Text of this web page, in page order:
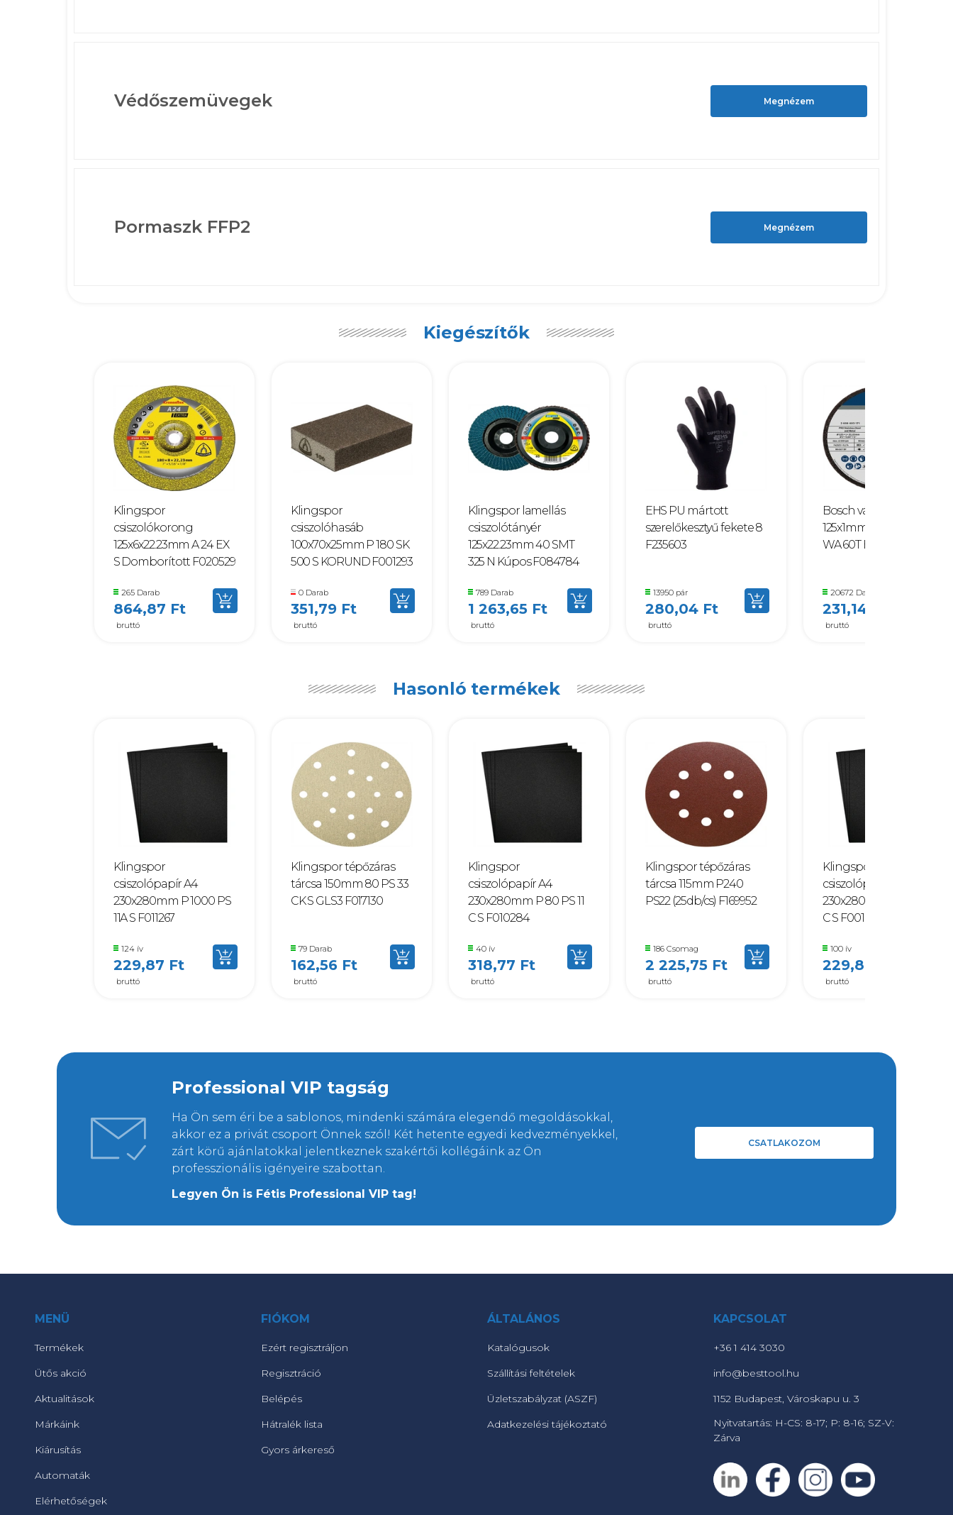
Védőszemüvegek Megnézem
Pormaszk FFP2 Megnézem
Kiegészítők
Klingspor
csiszolókorong
125x6x22.23mm A 24 EX
S Domborított F020529
265 Darab
864,87 Ft
bruttó
Klingspor
csiszolóhasáb
100x70x25mm P 180 SK
500 S KORUND F001293
0 Darab
351,79 Ft
bruttó
Klingspor lamellás
csiszolótányér
125x22.23mm 40 SMT
325 N Kúpos F084784
789 Darab
1 263,65 Ft
bruttó
EHS PU mártott
szerelőkesztyű fekete 8
F235603
13950 pár
280,04 Ft
bruttó
Bosch vágókorong
125x1mm INOX egyenes
WA 60T BF F143007
20672 Darab
231,14 Ft
bruttó
Hasonló termékek
Klingspor
csiszolópapír A4
230x280mm P 1000 PS
11A S F011267
124 ív
229,87 Ft
bruttó
Klingspor tépőzáras
tárcsa 150mm 80 PS 33
CK S GLS3 F017130
79 Darab
162,56 Ft
bruttó
Klingspor
csiszolópapír A4
230x280mm P 80 PS 11
C S F010284
40 ív
318,77 Ft
bruttó
Klingspor tépőzáras
tárcsa 115mm P240
PS22 (25db/cs) F169952
186 Csomag
2 225,75 Ft
bruttó
Klingspor
csiszolópapír A4
230x280mm P 150 PS 11
C S F001844
100 ív
229,87 Ft
bruttó
Professional VIP tagság
Ha Ön sem éri be a sablonos, mindenki számára elegendő megoldásokkal,
akkor ez a privát csoport Önnek szól! Két hetente egyedi kedvezményekkel,
zárt körű ajánlatokkal jelentkeznek szakértői kollégáink az Ön
professzionális igényeire szabottan.
Legyen Ön is Fétis Professional VIP tag!
CSATLAKOZOM
MENÜ
Termékek
Ütős akció
Aktualitások
Márkáink
Kiárusítás
Automaták
Elérhetőségek
FIÓKOM
Ezért regisztráljon
Regisztráció
Belépés
Hátralék lista
Gyors árkereső
ÁLTALÁNOS
Katalógusok
Szállítási feltételek
Üzletszabályzat (ASZF)
Adatkezelési tájékoztató
KAPCSOLAT
+36 1 414 3030
info@besttool.hu
1152 Budapest, Városkapu u. 3
Nyitvatartás: H-CS: 8-17; P: 8-16; SZ-V:
Zárva